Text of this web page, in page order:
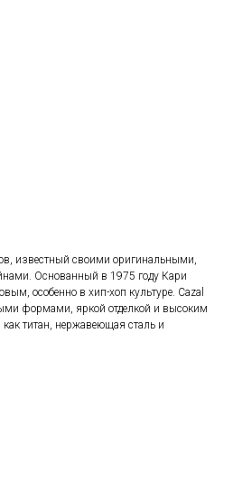
известный своими оригинальными,
Основанный в 1975 году Кари
особенно в хип-хоп культуре. Cazal
формами, яркой отделкой и высоким
титан, нержавеющая сталь и